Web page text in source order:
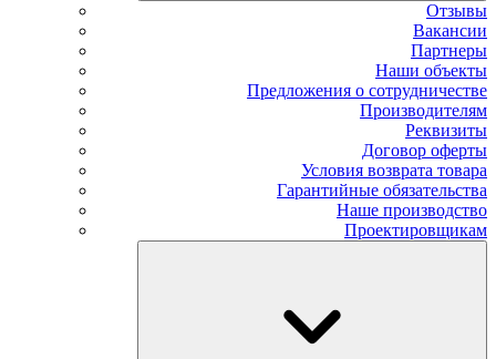
Отзывы
Вакансии
Партнеры
Наши объекты
Предложения о сотрудничестве
Производителям
Реквизиты
Договор оферты
Условия возврата товара
Гарантийные обязательства
Наше производство
Проектировщикам